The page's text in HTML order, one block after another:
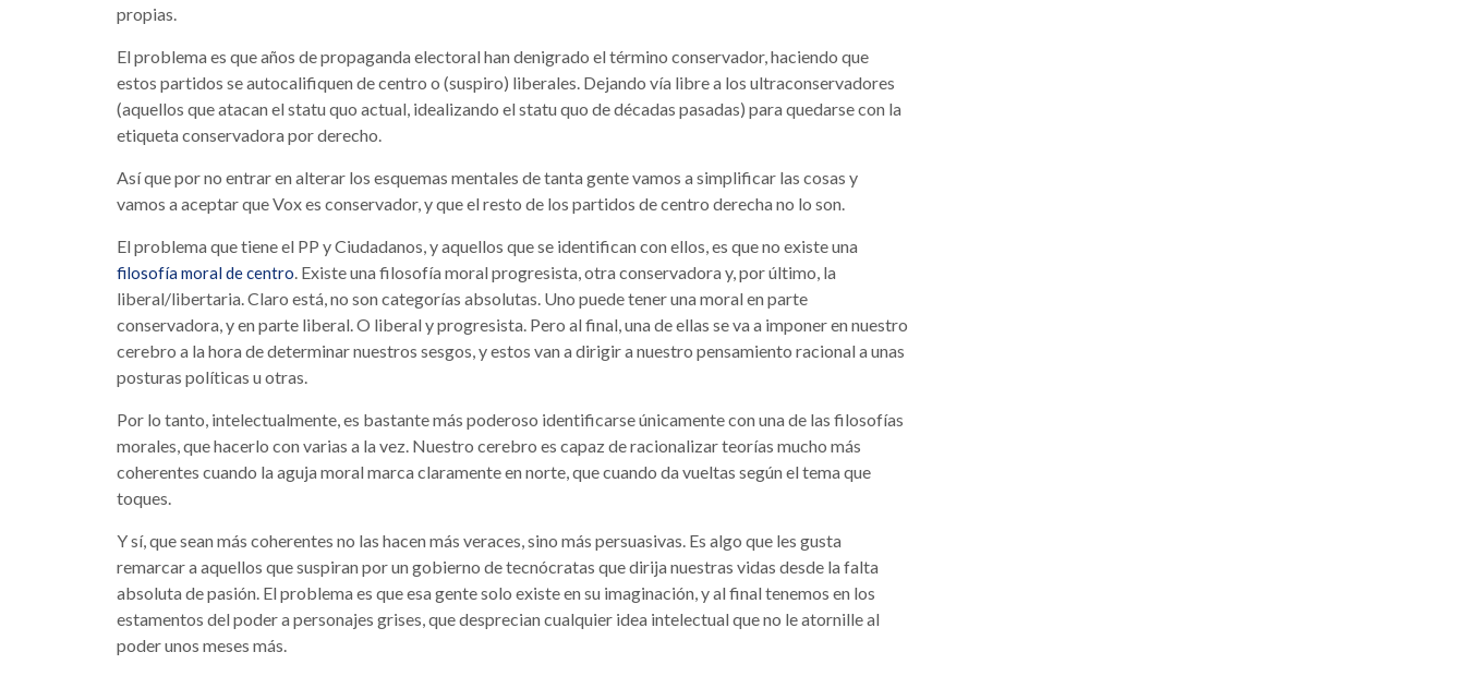
propias.
El problema es que años de propaganda electoral han denigrado el término conservador, haciendo que
estos partidos se autocalifiquen de centro o (suspiro) liberales. Dejando vía libre a los ultraconservadores
(aquellos que atacan el statu quo actual, idealizando el statu quo de décadas pasadas) para quedarse con la
etiqueta conservadora por derecho.
Así que por no entrar en alterar los esquemas mentales de tanta gente vamos a simplificar las cosas y
vamos a aceptar que Vox es conservador, y que el resto de los partidos de centro derecha no lo son.
El problema que tiene el PP y Ciudadanos, y aquellos que se identifican con ellos, es que no existe una
filosofía moral de centro. Existe una filosofía moral progresista, otra conservadora y, por último, la
liberal/libertaria. Claro está, no son categorías absolutas. Uno puede tener una moral en parte
conservadora, y en parte liberal. O liberal y progresista. Pero al final, una de ellas se va a imponer en nuestro
cerebro a la hora de determinar nuestros sesgos, y estos van a dirigir a nuestro pensamiento racional a unas
posturas políticas u otras.
Por lo tanto, intelectualmente, es bastante más poderoso identificarse únicamente con una de las filosofías
morales, que hacerlo con varias a la vez. Nuestro cerebro es capaz de racionalizar teorías mucho más
coherentes cuando la aguja moral marca claramente en norte, que cuando da vueltas según el tema que
toques.
Y sí, que sean más coherentes no las hacen más veraces, sino más persuasivas. Es algo que les gusta
remarcar a aquellos que suspiran por un gobierno de tecnócratas que dirija nuestras vidas desde la falta
absoluta de pasión. El problema es que esa gente solo existe en su imaginación, y al final tenemos en los
estamentos del poder a personajes grises, que desprecian cualquier idea intelectual que no le atornille al
poder unos meses más.